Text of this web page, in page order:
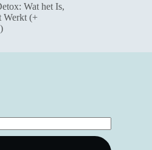
Wat het Is,
Werkt (+